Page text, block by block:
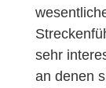
sehr
an denen